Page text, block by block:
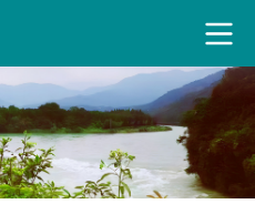
中国)能源有限公司